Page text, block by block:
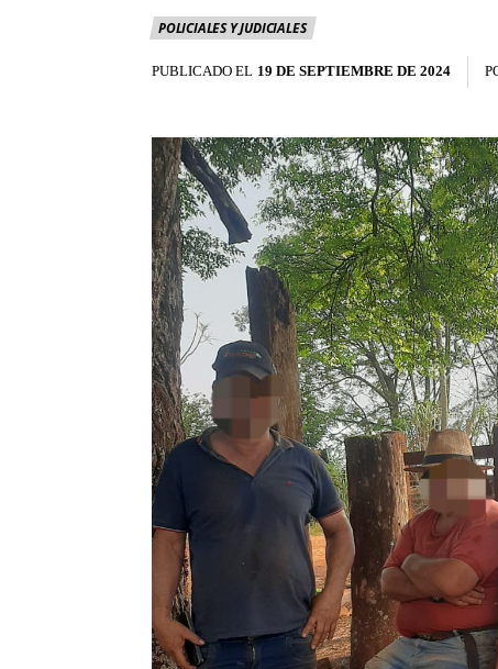
POLICIALES Y JUDICIALES
PUBLICADO EL 19 DE SEPTIEMBRE DE 2024